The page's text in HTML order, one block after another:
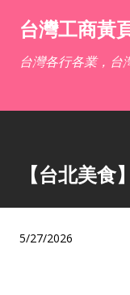
台灣工商黃
台灣各行各業，台
【台北美
5/27/2026